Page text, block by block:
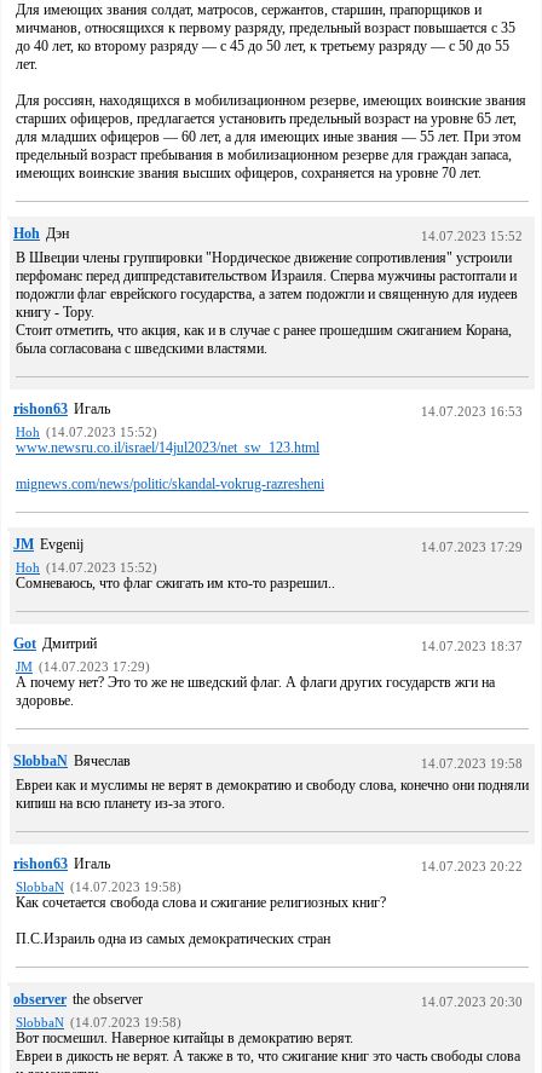
Для имеющих звания солдат, матросов, сержантов, старшин, прапорщиков и
мичманов, относящихся к первому разряду, предельный возраст повышается с 35
до 40 лет, ко второму разряду — с 45 до 50 лет, к третьему разряду — с 50 до 55
лет.
Для россиян, находящихся в мобилизационном резерве, имеющих воинские звания
старших офицеров, предлагается установить предельный возраст на уровне 65 лет,
для младших офицеров — 60 лет, а для имеющих иные звания — 55 лет. При этом
предельный возраст пребывания в мобилизационном резерве для граждан запаса,
имеющих воинские звания высших офицеров, сохраняется на уровне 70 лет.
Hoh Дэн 14.07.2023 15:52
В Швеции члены группировки "Нордическое движение сопротивления" устроили
перфоманс перед диппредставительством Израиля. Сперва мужчины растоптали и
подожгли флаг еврейского государства, а затем подожгли и священную для иудеев
книгу - Тору.
Стоит отметить, что акция, как и в случае с ранее прошедшим сжиганием Корана,
была согласована с шведскими властями.
rishon63 Игаль
14.07.2023 16:53
Hoh (14.07.2023 15:52)
www.newsru.co.il/israel/14jul2023/net_sw_123.html
mignews.com/news/politic/skandal-vokrug-razresheni
JM Evgenij
14.07.2023 17:29
Hoh (14.07.2023 15:52)
Сомневаюсь, что флаг сжигать им кто-то разрешил..
Got Дмитрий
14.07.2023 18:37
JM (14.07.2023 17:29)
А почему нет? Это то же не шведский флаг. А флаги других государств жги на
здоровье.
SlobbaN Вячеслав 14.07.2023 19:58
Евреи как и муслимы не верят в демократию и свободу слова, конечно они подняли
кипиш на всю планету из-за этого.
rishon63 Игаль
14.07.2023 20:22
SlobbaN (14.07.2023 19:58)
Как сочетается свобода слова и сжигание религиозных книг?
П.С.Израиль одна из самых демократических стран
observer the observer
14.07.2023 20:30
SlobbaN (14.07.2023 19:58)
Вот посмешил. Наверное китайцы в демократию верят.
Евреи в дикость не верят. А также в то, что сжигание книг это часть свободы слова